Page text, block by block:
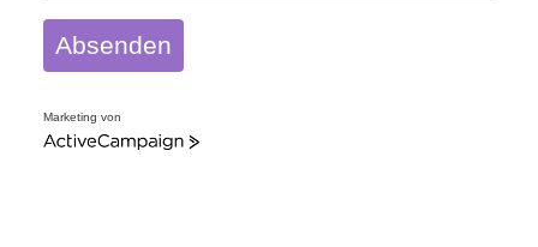
Absenden
Marketing von
ActiveCampaign